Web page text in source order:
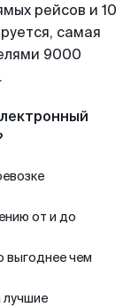
рейсов и 10
самая
9000
от и до
выгоднее чем
лучшие